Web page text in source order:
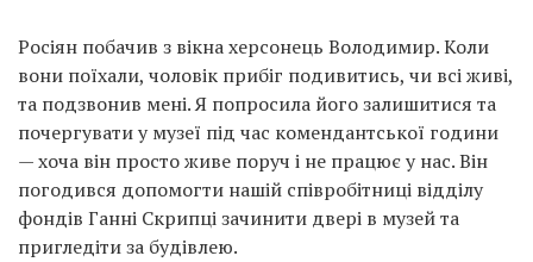
Росіян побачив з вікна херсонець Володимир. Коли
вони поїхали, чоловік прибіг подивитись, чи всі живі,
та подзвонив мені. Я попросила його залишитися та
почергувати у музеї під час комендантської години
— хоча він просто живе поруч і не працює у нас. Він
погодився допомогти нашій співробітниці відділу
фондів Ганні Скрипці зачинити двері в музей та
пригледіти за будівлею.